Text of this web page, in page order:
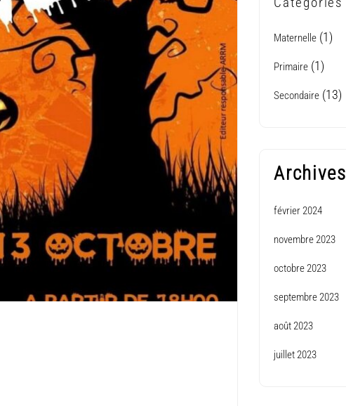
Maternelle (1)
Primaire (1)
Secondaire (13)
Archives
février 2024
novembre 2023
octobre 2023
septembre 2023
août 2023
juillet 2023